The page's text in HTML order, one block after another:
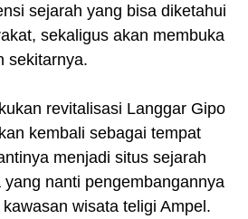
sejarah yang bisa diketahui
sekaligus akan membuka
sekitarnya.
revitalisasi Langgar Gipo
kembali sebagai tempat
menjadi situs sejarah
nanti pengembangannya
wisata teligi Ampel.